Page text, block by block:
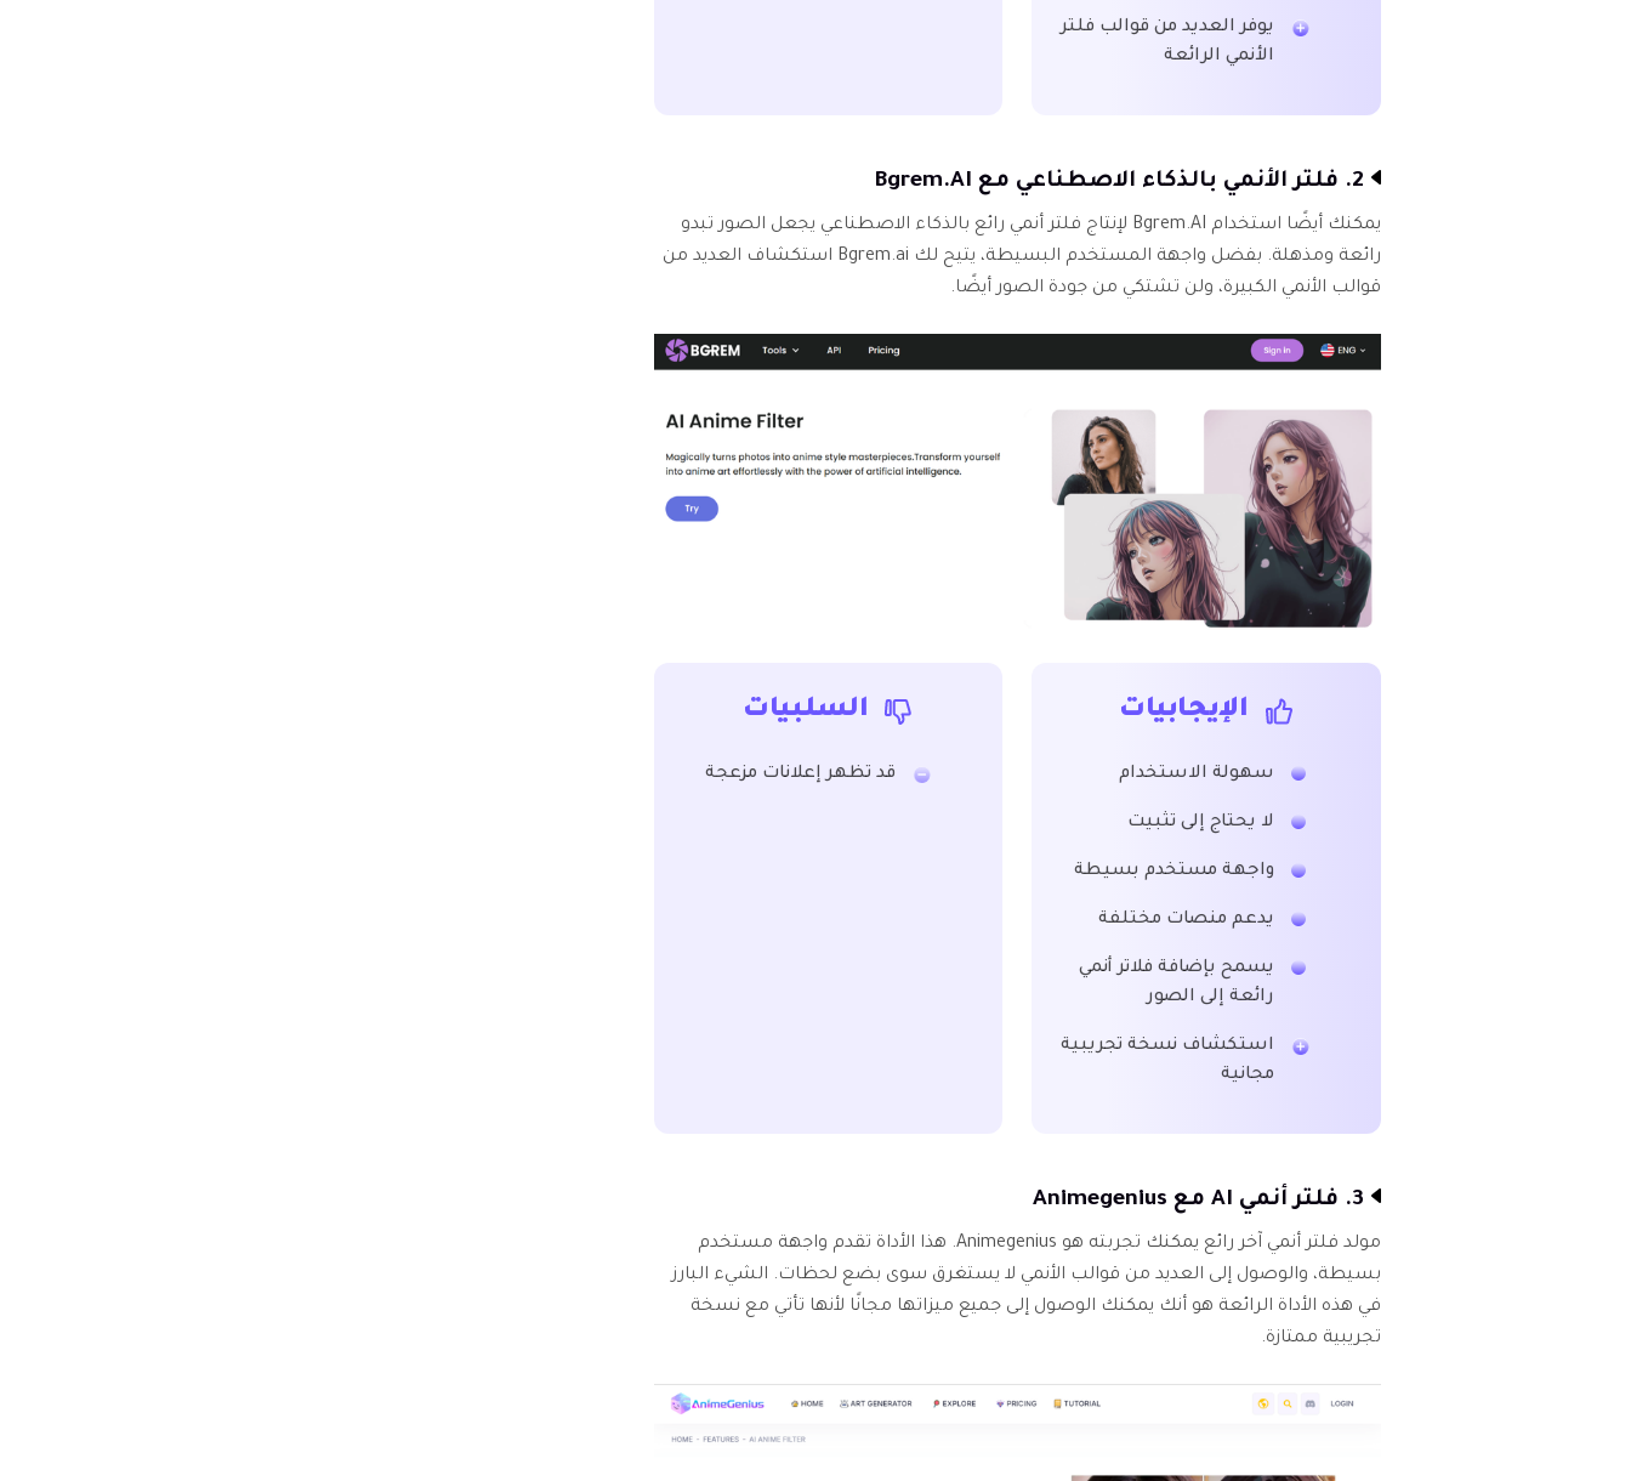
يوفر العديد من قوالب فلتر
الأنمي الرائعة
2. فلتر الأنمي بالذكاء الاصطناعي مع Bgrem.AI
يمكنك أيضًا استخدام Bgrem.AI لإنتاج فلتر أنمي رائع بالذكاء الاصطناعي يجعل الصور تبدو
رائعة ومذهلة. بفضل واجهة المستخدم البسيطة، يتيح لك Bgrem.ai استكشاف العديد من
قوالب الأنمي الكبيرة، ولن تشتكي من جودة الصور أيضًا.
الإيجابيات
سهولة الاستخدام
لا يحتاج إلى تثبيت
واجهة مستخدم بسيطة
يدعم منصات مختلفة
يسمح بإضافة فلاتر أنمي
رائعة إلى الصور
استكشاف نسخة تجريبية
مجانية
السلبيات
قد تظهر إعلانات مزعجة
3. فلتر أنمي AI مع Animegenius
مولد فلتر أنمي آخر رائع يمكنك تجربته هو Animegenius. هذا الأداة تقدم واجهة مستخدم
بسيطة، والوصول إلى العديد من قوالب الأنمي لا يستغرق سوى بضع لحظات. الشيء البارز
في هذه الأداة الرائعة هو أنك يمكنك الوصول إلى جميع ميزاتها مجانًا لأنها تأتي مع نسخة
تجريبية ممتازة.